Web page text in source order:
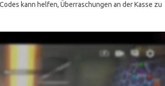
kann helfen, Überraschungen an der Kasse zu